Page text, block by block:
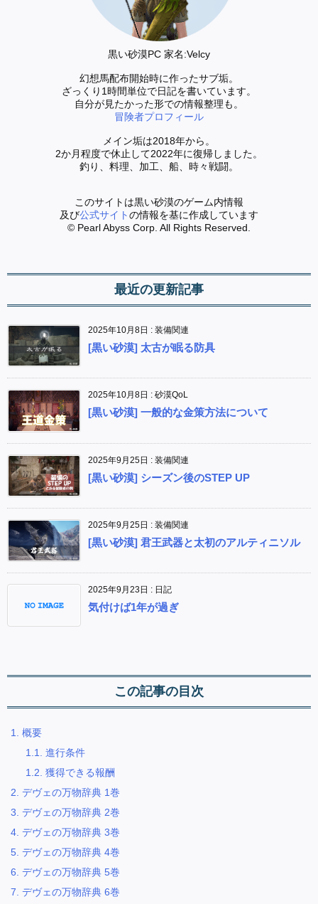
黒い砂漠PC 家名:Velcy
幻想馬配布開始時に作ったサブ垢。
ざっくり1時間単位で日記を書いています。
自分が見たかった形での情報整理も。
冒険者プロフィール
メイン垢は2018年から。
2か月程度で休止して2022年に復帰しました。
釣り、料理、加工、船、時々戦闘。
このサイトは黒い砂漠のゲーム内情報
及び公式サイトの情報を基に作成しています
© Pearl Abyss Corp. All Rights Reserved.
最近の更新記事
2025年10月8日 : 装備関連
[黒い砂漠] 太古が眠る防具
2025年10月8日 : 砂漠QoL
[黒い砂漠] 一般的な金策方法について
2025年9月25日 : 装備関連
[黒い砂漠] シーズン後のSTEP UP
2025年9月25日 : 装備関連
[黒い砂漠] 君王武器と太初のアルティニソル
2025年9月23日 : 日記
気付けば1年が過ぎ
この記事の目次
1. 概要
1.1. 進行条件
1.2. 獲得できる報酬
2. デヴェの万物辞典 1巻
3. デヴェの万物辞典 2巻
4. デヴェの万物辞典 3巻
5. デヴェの万物辞典 4巻
6. デヴェの万物辞典 5巻
7. デヴェの万物辞典 6巻